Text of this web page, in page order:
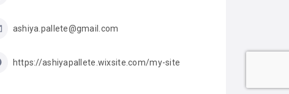
ashiya.pallete@gmail.com
https://ashiyapallete.wixsite.com/my-site